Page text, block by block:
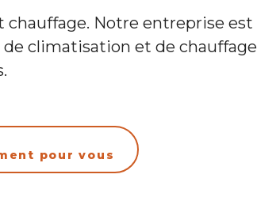
chauffage. Notre entreprise est
climatisation et de chauffage
pour vous